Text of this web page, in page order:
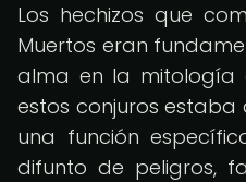
Los hechizos que
Muertos eran
alma en la mitología
estos conjuros
una función
difunto de peligros,